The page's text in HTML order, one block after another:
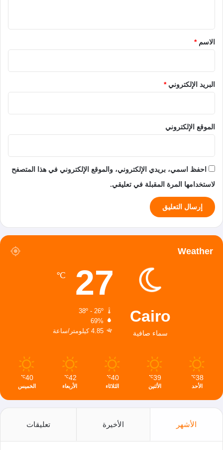
*
الاسم*
البريد الإلكتروني*
الموقع الإلكتروني
احفظ اسمي، بريدي الإلكتروني، والموقع الإلكتروني في هذا المتصفح
لاستخدامها المرة المقبلة في تعليقي.
Weather
Cairo
سماء صافية
27
℃
38º - 26º
69%
4.85 كيلومتر/ساعة
38
℃
الأحد
39
℃
الأثنين
40
℃
الثلاثاء
42
℃
الأربعاء
40
℃
الخميس
الأشهر الأخيرة تعليقات